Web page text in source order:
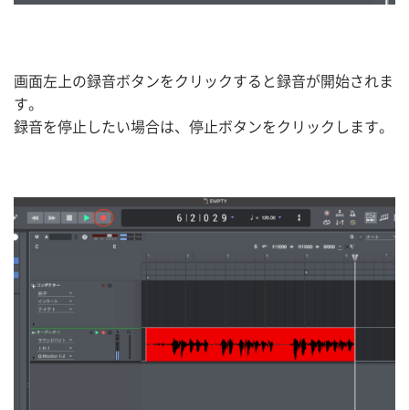
画面左上の録音ボタンをクリックすると録音が開始されま
す。
録音を停止したい場合は、停止ボタンをクリックします。